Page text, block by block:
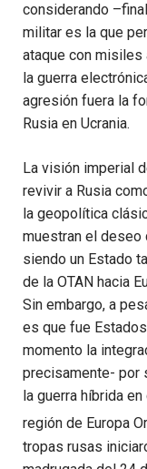
considerando
militar es la que
ataque con misiles
la guerra
agresión fuera la
Rusia en Ucrania.
La visión imperial
revivir a Rusia
la geopolítica
muestran el deseo
siendo un Estado
de la OTAN hacia
Sin embargo, a
es que fue
momento la
precisamente- por
la guerra híbrida
región de Europa
tropas rusas